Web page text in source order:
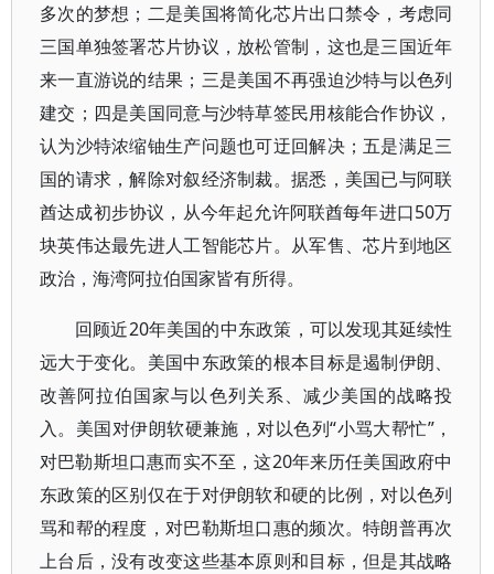
多次的梦想；二是美国将简化芯片出口禁令，考虑同
三国单独签署芯片协议，放松管制，这也是三国近年
来一直游说的结果；三是美国不再强迫沙特与以色列
建交；四是美国同意与沙特草签民用核能合作协议，
认为沙特浓缩铀生产问题也可迂回解决；五是满足三
国的请求，解除对叙经济制裁。据悉，美国已与阿联
酋达成初步协议，从今年起允许阿联酋每年进口50万
块英伟达最先进人工智能芯片。从军售、芯片到地区
政治，海湾阿拉伯国家皆有所得。
回顾近20年美国的中东政策，可以发现其延续性
远大于变化。美国中东政策的根本目标是遏制伊朗、
改善阿拉伯国家与以色列关系、减少美国的战略投
入。美国对伊朗软硬兼施，对以色列“小骂大帮忙”，
对巴勒斯坦口惠而实不至，这20年来历任美国政府中
东政策的区别仅在于对伊朗软和硬的比例，对以色列
骂和帮的程度，对巴勒斯坦口惠的频次。特朗普再次
上台后，没有改变这些基本原则和目标，但是其战略